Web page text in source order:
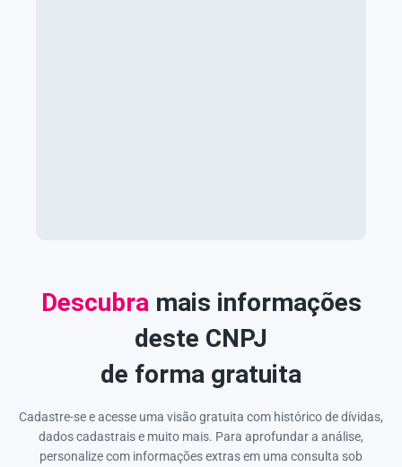
Descubra mais informações
deste CNPJ
de forma gratuita
Cadastre-se e acesse uma visão gratuita com histórico de dívidas,
dados cadastrais e muito mais. Para aprofundar a análise,
personalize com informações extras em uma consulta sob